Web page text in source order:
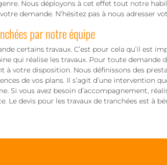
Nous déployons à cet effet tout notre
demande. N’hésitez pas à nous adresser
par notre équipe
certains travaux. C’est pour cela qu’il est
qui réalise les travaux. Pour toute demande
à votre disposition. Nous définissons des
de vos plans. Il s’agit d’une intervention
Si vous avez besoin d’accompagnement,
Le devis pour les travaux de tranchées est à